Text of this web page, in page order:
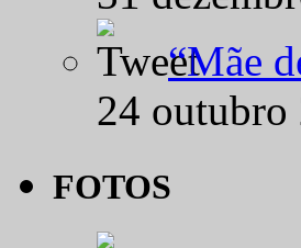
“Mãe
24
FOTOS